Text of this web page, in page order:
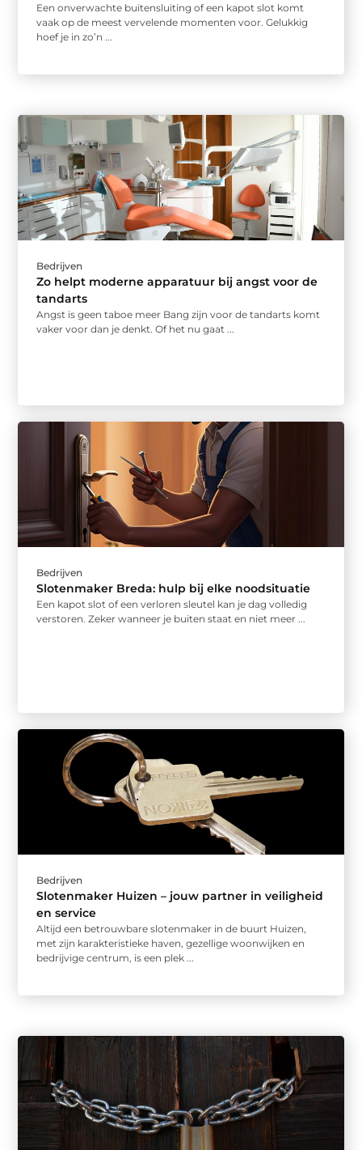
Een onverwachte buitensluiting of een kapot slot komt
vaak op de meest vervelende momenten voor. Gelukkig
hoef je in zo’n ...
Bedrijven
Zo helpt moderne apparatuur bij angst voor de
tandarts
Angst is geen taboe meer Bang zijn voor de tandarts komt
vaker voor dan je denkt. Of het nu gaat ...
Bedrijven
Slotenmaker Breda: hulp bij elke noodsituatie
Een kapot slot of een verloren sleutel kan je dag volledig
verstoren. Zeker wanneer je buiten staat en niet meer ...
Bedrijven
Slotenmaker Huizen – jouw partner in veiligheid
en service
Altijd een betrouwbare slotenmaker in de buurt Huizen,
met zijn karakteristieke haven, gezellige woonwijken en
bedrijvige centrum, is een plek ...